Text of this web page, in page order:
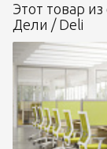
Этот товар
Дели / Deli